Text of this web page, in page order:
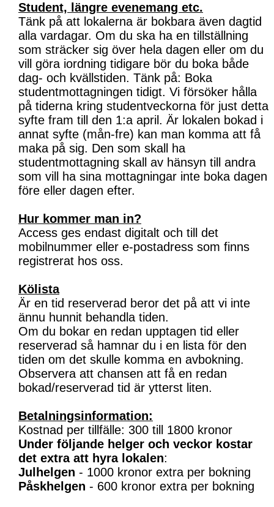
Student, längre evenemang etc.
Tänk på att lokalerna är bokbara även dagtid
alla vardagar. Om du ska ha en tillställning
som sträcker sig över hela dagen eller om du
vill göra iordning tidigare bör du boka både
dag- och kvällstiden. Tänk på: Boka
studentmottagningen tidigt. Vi försöker hålla
på tiderna kring studentveckorna för just detta
syfte fram till den 1:a april. Är lokalen bokad i
annat syfte (mån-fre) kan man komma att få
maka på sig. Den som skall ha
studentmottagning skall av hänsyn till andra
som vill ha sina mottagningar inte boka dagen
före eller dagen efter.
Hur kommer man in?
Access ges endast digitalt och till det
mobilnummer eller e-postadress som finns
registrerat hos oss.
Kölista
Är en tid reserverad beror det på att vi inte
ännu hunnit behandla tiden.
Om du bokar en redan upptagen tid eller
reserverad så hamnar du i en lista för den
tiden om det skulle komma en avbokning.
Observera att chansen att få en redan
bokad/reserverad tid är ytterst liten.
Betalningsinformation:
Kostnad per tillfälle: 300 till 1800 kronor
Under följande helger och veckor kostar
det extra att hyra lokalen:
Julhelgen - 1000 kronor extra per bokning
Påskhelgen - 600 kronor extra per bokning